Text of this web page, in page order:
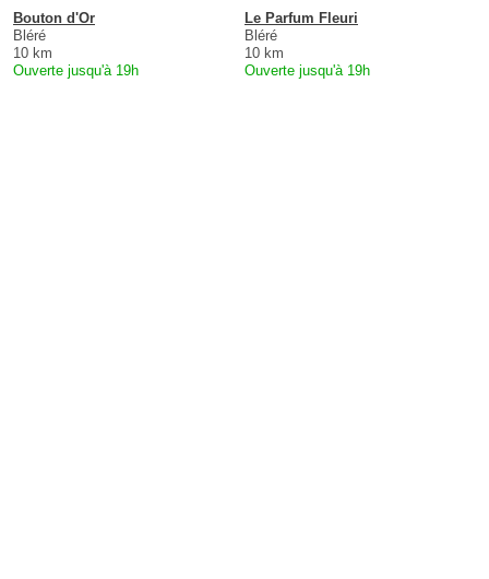
Bouton d'Or
Bléré
10 km
Ouverte jusqu'à 19h
Le Parfum Fleuri
Bléré
10 km
Ouverte jusqu'à 19h